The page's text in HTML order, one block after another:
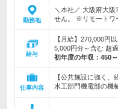
勤務地
＼本社／ 大阪府大
せん。 ※リモートワ
給与
【月給】270,000円
5,000円分～含む 超
初年度の年収： 450
仕事内容
【公共施設に強く
水工部門機電部の機